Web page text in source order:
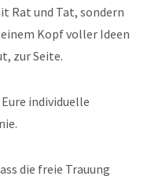
Rat und Tat, sondern
Kopf voller Ideen
zur Seite.
individuelle
die freie Trauung